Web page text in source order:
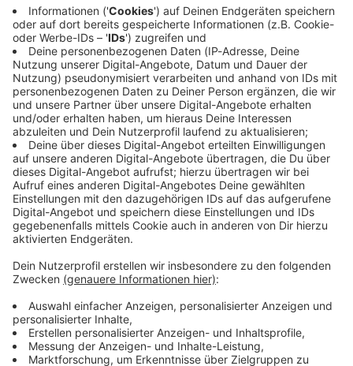
Immer auf dem Laufenden
bleiben!
Verpass' nichts mehr - mit unserem kostenlosen
ANTENNE BAYERN Newsletter. Ob Nachrichten,
Lifestyle oder unsere neuesten Aktionen - wir
informieren dich.
Zum Newsletter anmelden